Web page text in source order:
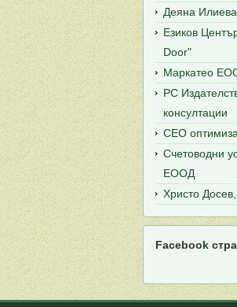
Деяна Илиева
Езиков
Door"
Маркатео
РС
консултации
СЕО
Счетоводни
ЕООД
Христо Досев,
Facebook